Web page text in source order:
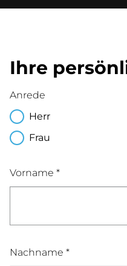
Ihre
Anrede
Herr
Frau
Vorname *
Nachname *